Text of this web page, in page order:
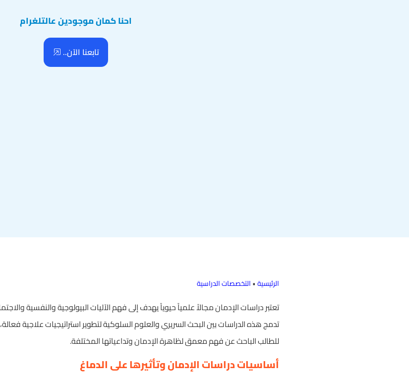
احنا كمان موجودين عالتلغرام
تابعنا الآن..
الرئيسية•التخصصات الدراسية
تعتبر دراسات الإدمان مجالاً علمياً حيوياً يهدف إلى فهم الآليات البيولوجية والنفسية
تدمج هذه الدراسات بين البحث السريري والعلوم السلوكية لتطوير استراتيجيات علاجية
للطالب الباحث عن فهم معمق لظاهرة الإدمان وتداعياتها المختلفة.
أساسيات دراسات الإدمان وتأثيرها على الدماغ